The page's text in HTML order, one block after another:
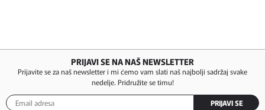
PRIJAVI SE NA NAŠ NEWSLETTER
Prijavite se za naš newsletter i mi ćemo vam slati naš najbolji sadržaj svake
nedelje. Pridružite se timu!
PRIJAVI SE